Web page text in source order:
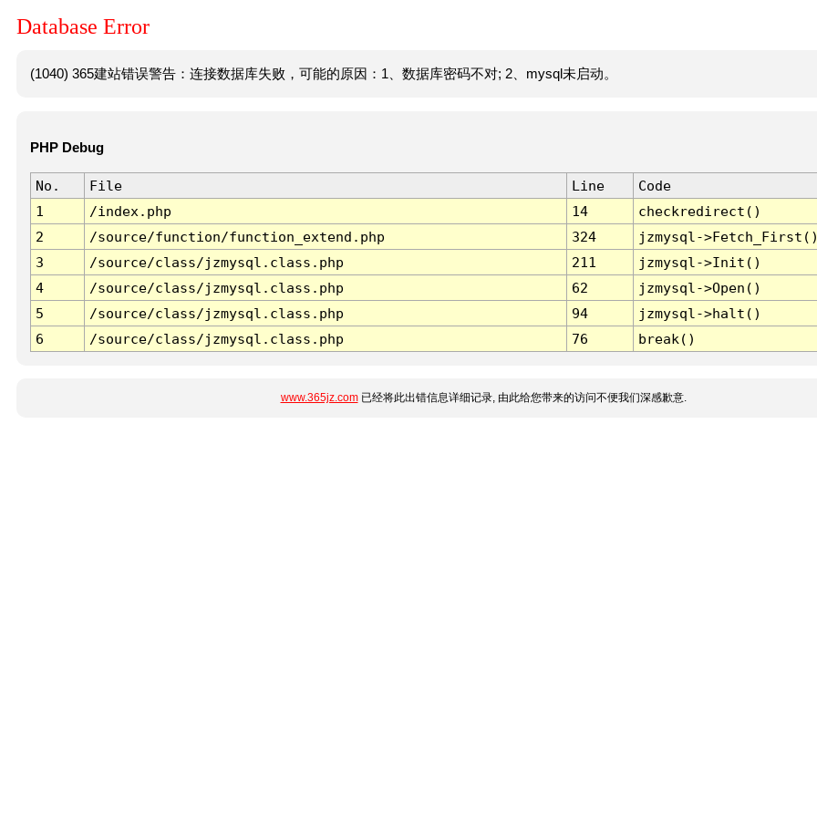
Database Error
(1040) 365建站错误警告：连接数据库失败，可能的原因：1、数据库密码不对; 2、mysql未启动。
PHP Debug
No. File Line
Code
1
/index.php 14
checkredirect()
2
/source/function/function_extend.php 324
jzmysql-
3
/source/class/jzmysql.class.php 211
jzmysql->Init()
4
/source/class/jzmysql.class.php 62
jzmysql->Open()
5
/source/class/jzmysql.class.php 94
jzmysql->halt()
6
/source/class/jzmysql.class.php 76 break()
www.365jz.com已经将此出错信息详细记录, 由此给您带来的访问不便我们深感歉意.